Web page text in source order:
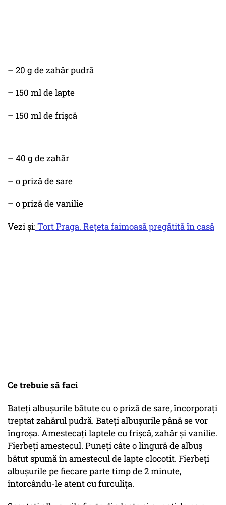
– 20 g de zahăr pudră
– 150 ml de lapte
– 150 ml de frișcă
– 40 g de zahăr
– o priză de sare
– o priză de vanilie
Vezi și:Tort Praga. Rețeta faimoasă pregătită în casă
Ce trebuie să faci
Bateți albușurile bătute cu o priză de sare, încorporați
treptat zahărul pudră. Bateți albușurile până se vor
îngroșa. Amestecați laptele cu frișcă, zahăr și vanilie.
Fierbeți amestecul. Puneți câte o lingură de albuș
bătut spumă în amestecul de lapte clocotit. Fierbeți
albușurile pe fiecare parte timp de 2 minute,
întorcându-le atent cu furculița.